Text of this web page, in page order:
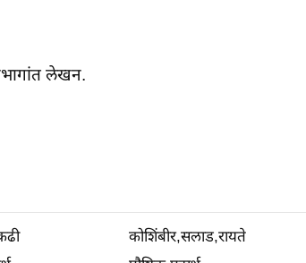
लेखन.
कोशिंबीर,सलाड,रायते